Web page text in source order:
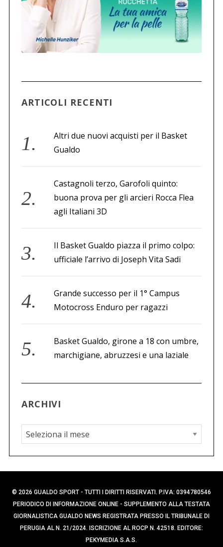
ARTICOLI RECENTI
Altri due nuovi acquisti per il Basket
Gualdo
Castagnoli terzo, Garofoli quinto:
buona prova per gli arcieri Rocca Flea
agli Italiani 3D
Il Basket Gualdo piazza il primo colpo:
ufficiale l’arrivo di Joseph Vita Sadi
Grande successo per il 1° Campus
Motocross Enduro per ragazzi
Basket Gualdo, girone a 18 con umbre,
marchigiane, abruzzesi e una laziale
ARCHIVI
A
r
c
h
i
v
i
© 2026 GUALDO SPORT - TUTTI I DIRITTI RISERVATI. P.IVA: 0394780546
PERIODICO DI INFORMAZIONE ONLINE - SUPPLEMENTO ALLA TESTATA
GIORNALISTICA GUALDO NEWS REGISTRATA PRESSO IL TRIBUNALE DI
PERUGIA AL N. 21/2024. ISCRIZIONE AL ROCP N. 42518. EDITORE:
PEKYMEDIA S.A.S.